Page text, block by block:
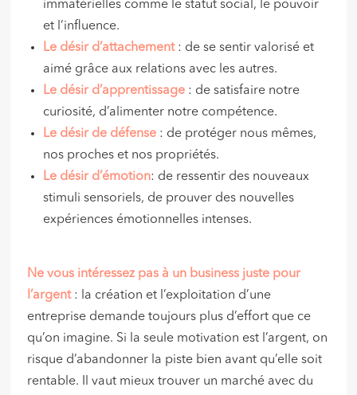
immatérielles comme le statut social, le pouvoir
et l’influence.
Le désir d’attachement : de se sentir valorisé et
aimé grâce aux relations avec les autres.
Le désir d’apprentissage : de satisfaire notre
curiosité, d’alimenter notre compétence.
Le désir de défense : de protéger nous mêmes,
nos proches et nos propriétés.
Le désir d’émotion: de ressentir des nouveaux
stimuli sensoriels, de prouver des nouvelles
expériences émotionnelles intenses.
Ne vous intéressez pas à un business juste pour
l’argent : la création et l’exploitation d’une
entreprise demande toujours plus d’effort que ce
qu’on imagine. Si la seule motivation est l’argent, on
risque d’abandonner la piste bien avant qu’elle soit
rentable. Il vaut mieux trouver un marché avec du